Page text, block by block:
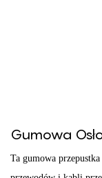
Gumowa
Ta gumowa